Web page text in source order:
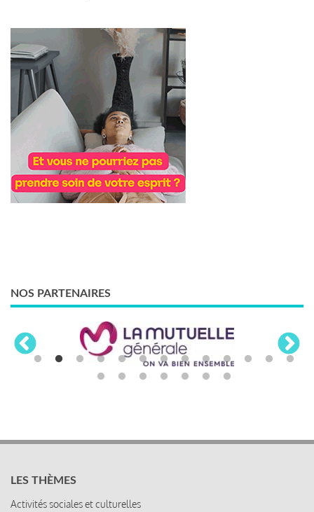
NOS PARTENAIRES
LES THÈMES
Activités sociales et culturelles